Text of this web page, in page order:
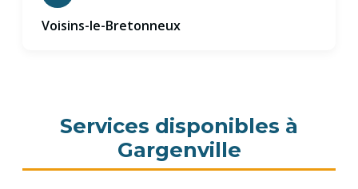
Voisins-le-Bretonneux
Services disponibles à
Gargenville